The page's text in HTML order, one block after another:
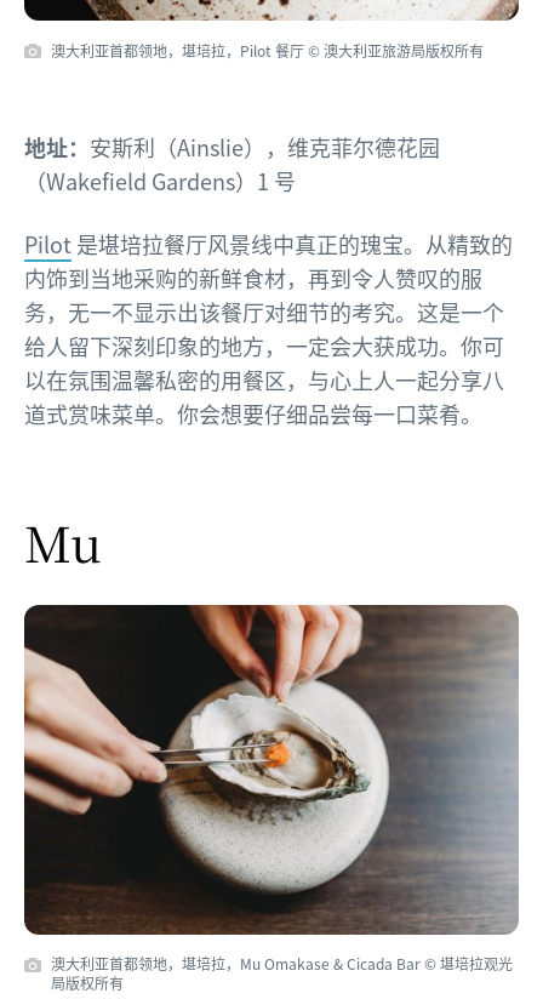
澳大利亚首都领地，堪培拉，Pilot 餐厅 © 澳大利亚旅游局版权所有
地址： 安斯利（Ainslie），维克菲尔德花园
（Wakefield Gardens）1 号
Pilot是堪培拉餐厅风景线中真正的瑰宝。从精致的
内饰到当地采购的新鲜食材，再到令人赞叹的服
务，无一不显示出该餐厅对细节的考究。这是一个
给人留下深刻印象的地方，一定会大获成功。你可
以在氛围温馨私密的用餐区，与心上人一起分享八
道式赏味菜单。你会想要仔细品尝每一口菜肴。
Mu
澳大利亚首都领地，堪培拉，Mu Omakase & Cicada Bar © 堪培拉观光
局版权所有